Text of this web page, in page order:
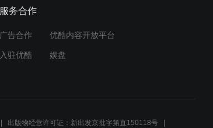
服务合作
广告合作 优酷内容开放平台
入驻优酷 娱盘
出版物经营许可证：新出发京批字第直150118号